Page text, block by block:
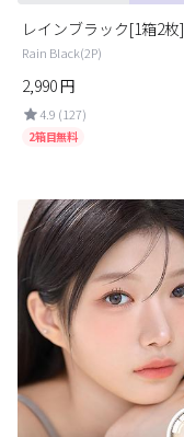
レインブラック[1箱2枚]
Rain Black(2P)
2,990円
4.9 (127)
2箱目無料